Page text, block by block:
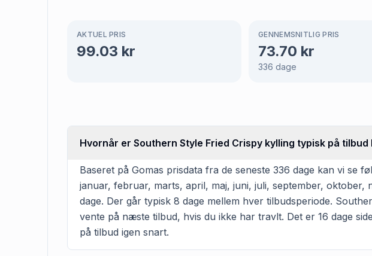
AKTUEL PRIS
99.03 kr
GENNEMSNITLIG PRIS
73.70 kr
336 dage
Hvornår er Southern Style Fried Crispy kylling typisk på tilbud
Baseret på Gomas prisdata fra de seneste 336 dage kan vi se
januar, februar, marts, april, maj, juni, juli, september,
dage. Der går typisk 8 dage mellem hver tilbudsperiode.
vente på næste tilbud, hvis du ikke har travlt. Det er 16 dage
på tilbud igen snart.